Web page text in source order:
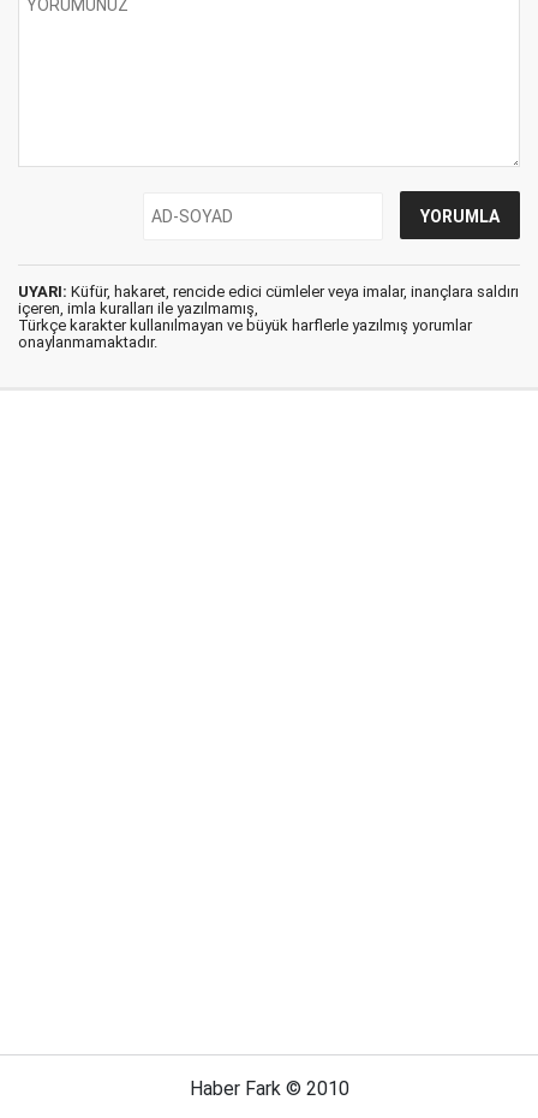
UYARI: Küfür, hakaret, rencide edici cümleler veya imalar, inançlara saldırı
içeren, imla kuralları ile yazılmamış,
Türkçe karakter kullanılmayan ve büyük harflerle yazılmış yorumlar
onaylanmamaktadır.
Haber Fark © 2010